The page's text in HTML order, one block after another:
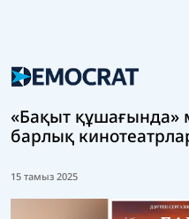
«Бақыт құшағында»
барлық
15 тамыз 2025